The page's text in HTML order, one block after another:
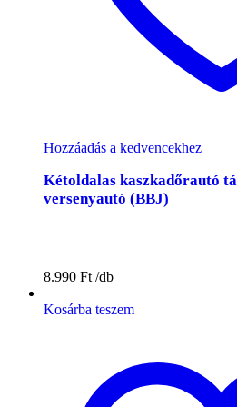
Hozzáadás a kedvencekhez
Kétoldalas kaszkadőrautó
versenyautó (BBJ)
8.990 Ft
Kosárba teszem